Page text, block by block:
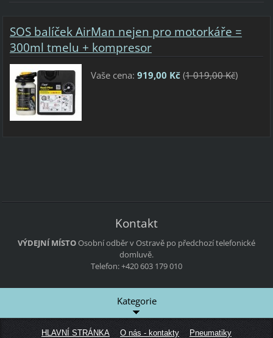
SOS balíček AirMan nejen pro motorkáře =
300ml tmelu + kompresor
Vaše cena: 919,00 Kč(1 019,00 Kč)
Kontakt
VÝDEJNÍ MÍSTOOsobní odběr v Ostravě po předchozí telefonické
domluvě.
Telefon: +420 603 179 010
Kategorie
HLAVNÍ STRÁNKA O nás - kontakty
Pneumatiky